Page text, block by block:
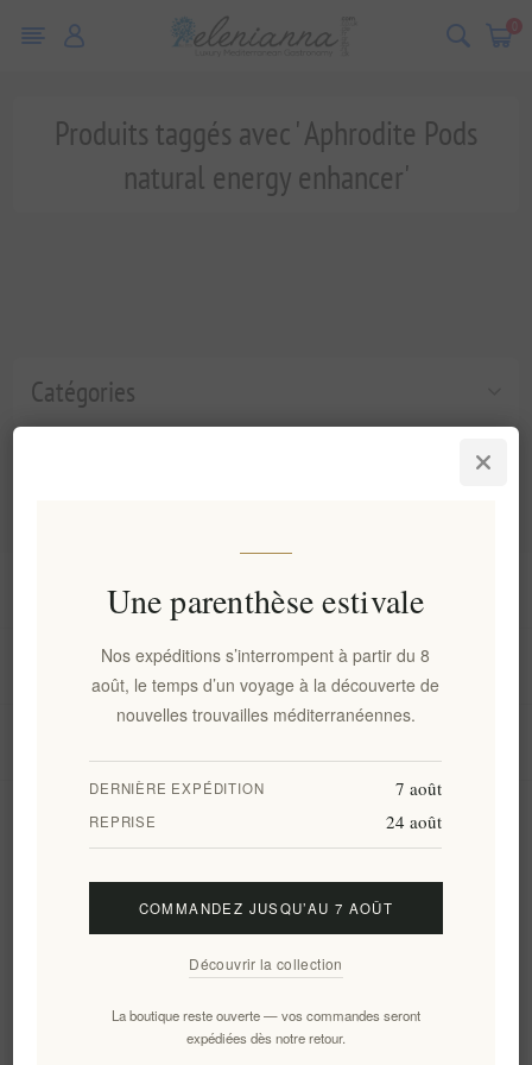
0
Catégories
Produits taggés avec ' Aphrodite Pods
natural energy enhancer'
Information
Mon compte
S'abonner Se désinscrire
Une parenthèse estivale
Nos expéditions s’interrompent à partir du 8
août, le temps d’un voyage à la découverte de
nouvelles trouvailles méditerranéennes.
DERNIÈRE EXPÉDITION 7 août
REPRISE 24 août
COMMANDEZ JUSQU’AU 7 AOÛT
Découvrir la collection
La boutique reste ouverte — vos commandes seront
expédiées dès notre retour.